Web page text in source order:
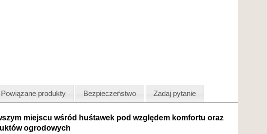
Powiązane produkty Bezpieczeństwo Zadaj pytanie
miejscu wśród huśtawek pod względem komfortu oraz
ogrodowych